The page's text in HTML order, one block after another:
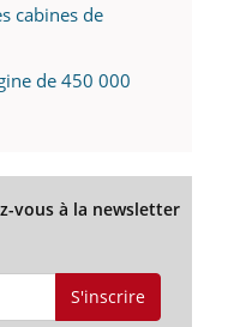
cabines de
de 450 000
vous à la newsletter
S'inscrire